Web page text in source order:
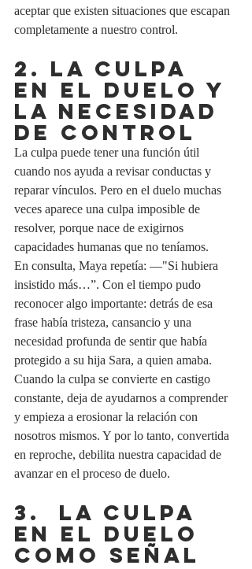
aceptar que existen situaciones que escapan
completamente a nuestro control.
2. La culpa
en el duelo y
la necesidad
de control
La culpa puede tener una función útil
cuando nos ayuda a revisar conductas y
reparar vínculos. Pero en el duelo muchas
veces aparece una culpa imposible de
resolver, porque nace de exigirnos
capacidades humanas que no teníamos.
En consulta, Maya repetía: —"Si hubiera
insistido más…”. Con el tiempo pudo
reconocer algo importante: detrás de esa
frase había tristeza, cansancio y una
necesidad profunda de sentir que había
protegido a su hija Sara, a quien amaba.
Cuando la culpa se convierte en castigo
constante, deja de ayudarnos a comprender
y empieza a erosionar la relación con
nosotros mismos. Y por lo tanto, convertida
en reproche, debilita nuestra capacidad de
avanzar en el proceso de duelo.
3.  La culpa
en el duelo
como señal